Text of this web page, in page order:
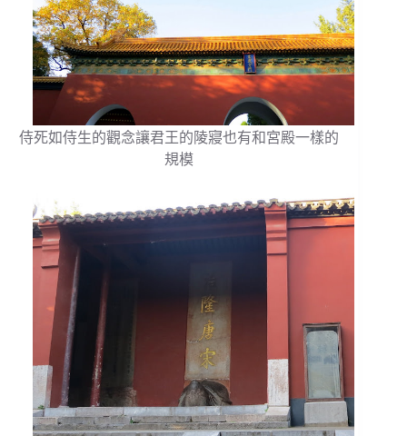
侍死如侍生的觀念讓君王的陵寢也有和宮殿一樣的
規模